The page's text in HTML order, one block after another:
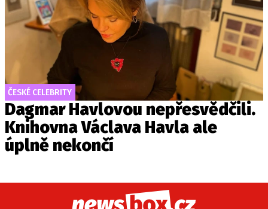
ČESKÉ CELEBRITY
Dagmar Havlovou nepřesvědčili.
Knihovna Václava Havla ale
úplně nekončí